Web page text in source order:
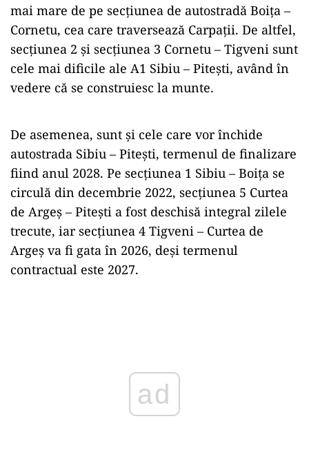
mai mare de pe secțiunea de autostradă Boița –
Cornetu, cea care traversează Carpații. De altfel,
secțiunea 2 și secțiunea 3 Cornetu – Tigveni sunt
cele mai dificile ale A1 Sibiu – Pitești, având în
vedere că se construiesc la munte.
De asemenea, sunt și cele care vor închide
autostrada Sibiu – Pitești, termenul de finalizare
fiind anul 2028. Pe secțiunea 1 Sibiu – Boița se
circulă din decembrie 2022, secțiunea 5 Curtea
de Argeș – Pitești a fost deschisă integral zilele
trecute, iar secțiunea 4 Tigveni – Curtea de
Argeș va fi gata în 2026, deși termenul
contractual este 2027.
ad